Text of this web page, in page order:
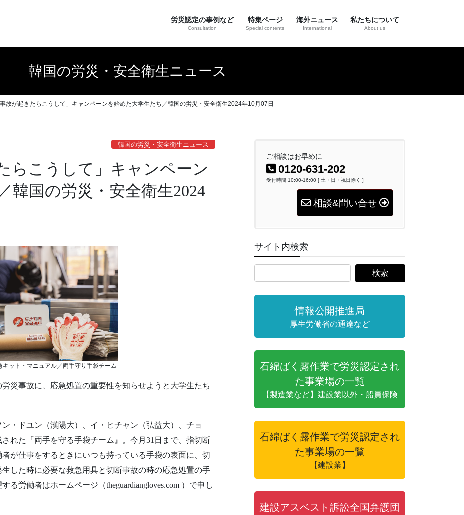
労災認定の事例など
Consultation
特集ページ
Special contents
海外ニュース
International
私たちについて
About us
韓国の労災・安全衛生ニュース
事故が起きたらこうして」キャンペーンを始めた大学生たち／韓国の労災・安全衛生2024年10月07日
韓国の労災・安全衛生ニュース
らこうして」キャンペーン
韓国の労災・安全衛生2024
キット・マニュアル／両手守り手袋チーム
災事故に、応急処置の重要性を知らせようと大学生たち
・ドユン（漢陽大）、イ・ヒチャン（弘益大）、チョ
れた『両手を守る手袋チーム』。今月31日まで、指切断
が仕事をするときにいつも持っている手袋の表面に、切
した時に必要な救急用具と切断事故の時の応急処置の手
る労働者はホームページ（theguardiangloves.com ）で申し
ご相談はお早めに
0120-631-202
受付時間 10:00-16:00 [ 土・日・祝日除く ]
相談&問い合せ
サイト内検索
情報公開推進局
厚生労働省の通達など
石綿ばく露作業で労災認定され
た事業場の一覧
【製造業など】建設業以外・船員保険
石綿ばく露作業で労災認定され
た事業場の一覧
【建設業】
建設アスベスト訴訟全国弁護団